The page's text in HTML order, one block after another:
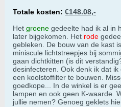
Totale kosten: €148.08,-
Het groene gedeelte had ik al in
later bijgekomen. Het rode
gebleken. De bouw van de kast
miniscule lichtstreepjes bij
gaan dichtkitten (is dit
desinfecteren. Ook denk ik dat
een koolstoffilter te bouwen.
goedkope... In de winkel is er
lampen en ook geen K-waarde.
jullie nemen? Genoeg geklets